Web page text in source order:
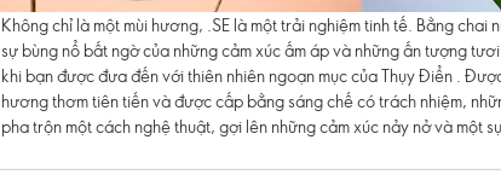
Không chỉ là một mùi hương, .SE là một trải nghiệm tinh tế. Bằng chai
sự bùng nổ bất ngờ của những cảm xúc ấm áp và những ấn tượng
khi bạn được đưa đến với thiên nhiên ngoạn mục của Thụy Điển .
hương thơm tiên tiến và được cấp bằng sáng chế có trách nhiệm,
pha trộn một cách nghệ thuật, gợi lên những cảm xúc nảy nở và một